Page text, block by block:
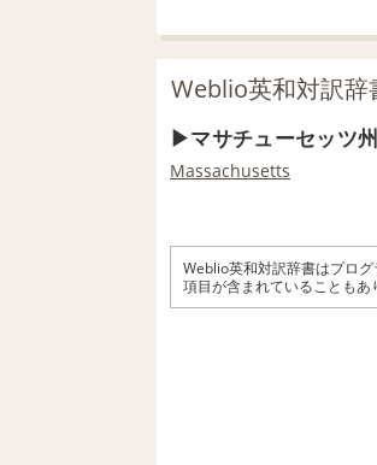
Weblio英和対訳辞
マサチューセッツ州
Massachusetts
Weblio英和対訳辞書はプロ
項目が含まれていることもあ